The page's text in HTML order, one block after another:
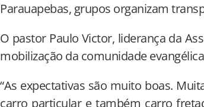
Parauapebas, grupos organizam
O pastor Paulo Victor, liderança da
mobilização da comunidade
“As expectativas são muito boas.
carro particular e também carro